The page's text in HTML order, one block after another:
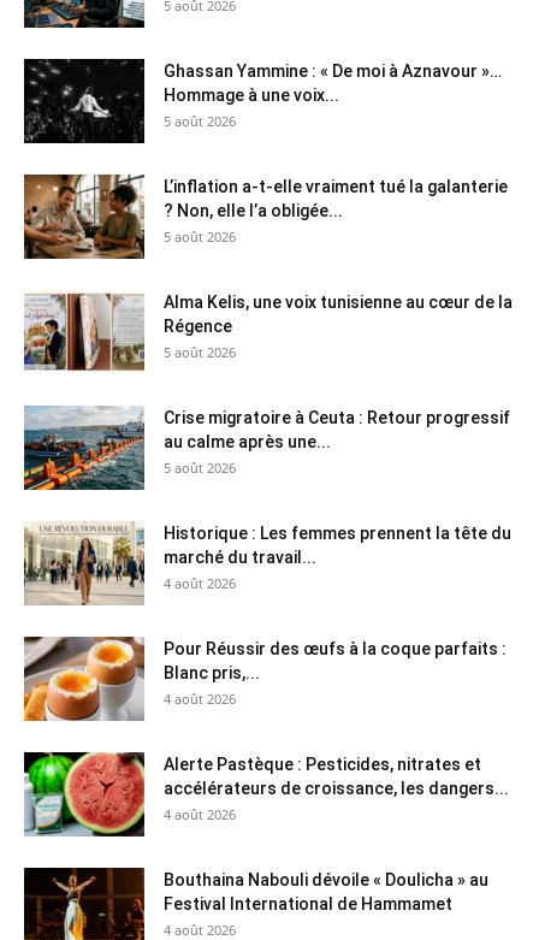
5 août 2026
Ghassan Yammine : « De moi à Aznavour »…
Hommage à une voix...
5 août 2026
L’inflation a-t-elle vraiment tué la galanterie
? Non, elle l’a obligée...
5 août 2026
Alma Kelis, une voix tunisienne au cœur de la
Régence
5 août 2026
Crise migratoire à Ceuta : Retour progressif
au calme après une...
5 août 2026
Historique : Les femmes prennent la tête du
marché du travail...
4 août 2026
Pour Réussir des œufs à la coque parfaits :
Blanc pris,...
4 août 2026
Alerte Pastèque : Pesticides, nitrates et
accélérateurs de croissance, les dangers...
4 août 2026
Bouthaina Nabouli dévoile « Doulicha » au
Festival International de Hammamet
4 août 2026